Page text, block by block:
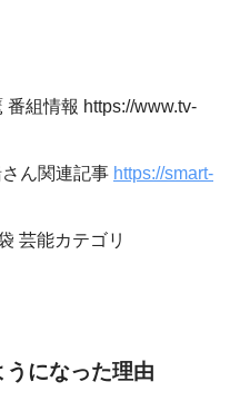
番組情報 https://www.tv-
ん関連記事 https://smart-
芸能カテゴリ
になった理由